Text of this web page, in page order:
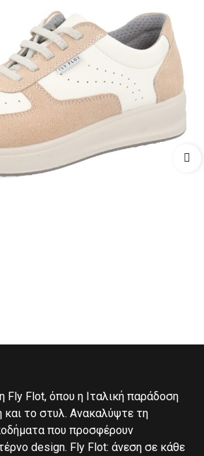
Flot, όπου η Ιταλική παράδοση
και το στυλ. Ανακαλύψτε τη
που προσφέρουν
design. Fly Flot: άνεση σε κάθε